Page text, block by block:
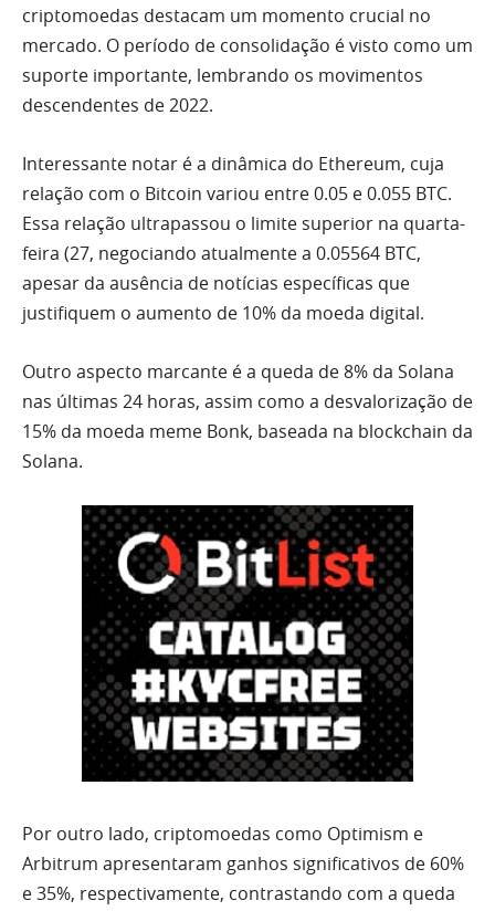
criptomoedas destacam um momento crucial no
mercado. O período de consolidação é visto como um
suporte importante, lembrando os movimentos
descendentes de 2022.
Interessante notar é a dinâmica do Ethereum, cuja
relação com o Bitcoin variou entre 0.05 e 0.055 BTC.
Essa relação ultrapassou o limite superior na quarta-
feira (27, negociando atualmente a 0.05564 BTC,
apesar da ausência de notícias específicas que
justifiquem o aumento de 10% da moeda digital.
Outro aspecto marcante é a queda de 8% da Solana
nas últimas 24 horas, assim como a desvalorização de
15% da moeda meme Bonk, baseada na blockchain da
Solana.
Por outro lado, criptomoedas como Optimism e
Arbitrum apresentaram ganhos significativos de 60%
e 35%, respectivamente, contrastando com a queda